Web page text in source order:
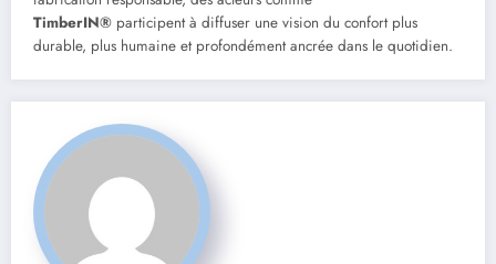
TimberIN® participent à diffuser une vision du confort plus
durable, plus humaine et profondément ancrée dans le quotidien.